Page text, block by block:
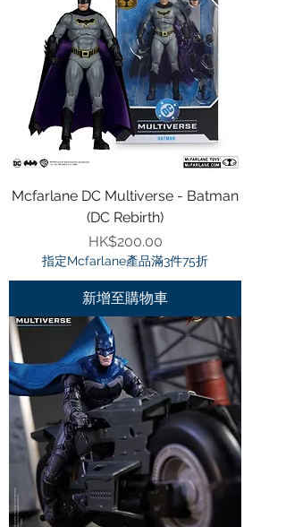
Mcfarlane DC Multiverse - Batman
(DC Rebirth)
價格
HK$200.00
指定Mcfarlane產品滿3件75折
新增至購物車